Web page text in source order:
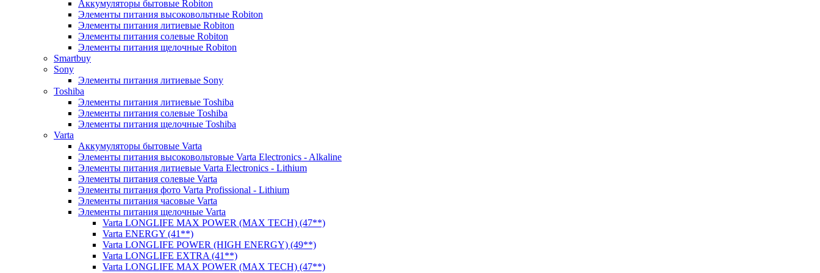
Аккумуляторы бытовые Robiton
Элементы питания высоковольтные Robiton
Элементы питания литиевые Robiton
Элементы питания солевые Robiton
Элементы питания щелочные Robiton
Smartbuy
Sony
Элементы питания литиевые Sony
Toshiba
Элементы питания литиевые Toshiba
Элементы питания солевые Toshiba
Элементы питания щелочные Toshiba
Varta
Аккумуляторы бытовые Varta
Элементы питания высоковольтовые Varta Electronics - Alkaline
Элементы питания литиевые Varta Electronics - Lithium
Элементы питания солевые Varta
Элементы питания фото Varta Profissional - Lithium
Элементы питания часовые Varta
Элементы питания щелочные Varta
Varta LONGLIFE MAX POWER (MAX TECH) (47**)
Varta ENERGY (41**)
Varta LONGLIFE POWER (HIGH ENERGY) (49**)
Varta LONGLIFE EXTRA (41**)
Varta LONGLIFE MAX POWER (MAX TECH) (47**)